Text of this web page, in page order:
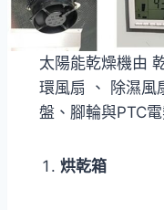
太陽能乾燥機由
環風扇 、 除濕風
盤、腳輪與PTC電
烘乾箱